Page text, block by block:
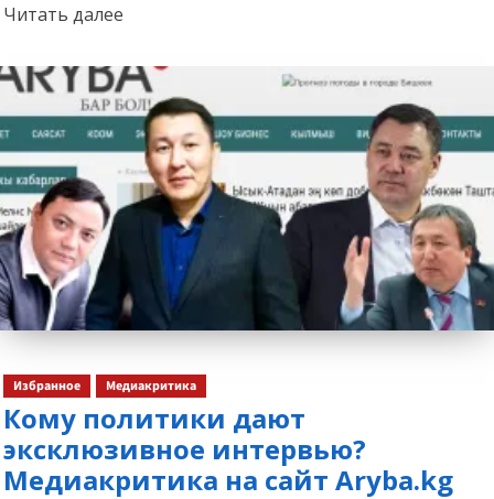
Читать далееПрочитать
о
Избранное Медиакритика
Кому политики дают
эксклюзивное интервью?
Медиакритика на сайт Aryba.kg